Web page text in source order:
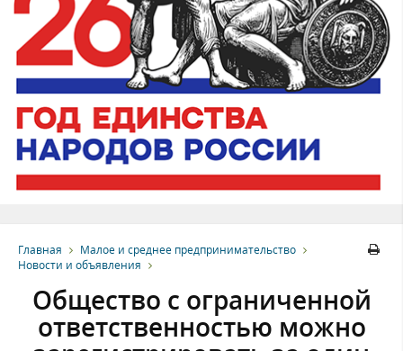
Главная
Малое и среднее предпринимательство
Новости и объявления
Общество с ограниченной
ответственностью можно